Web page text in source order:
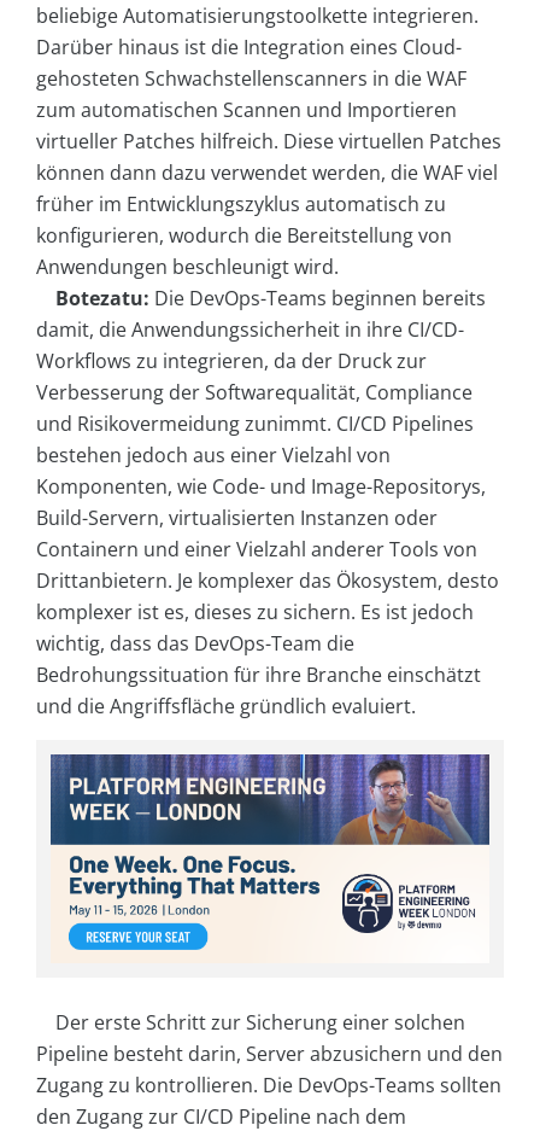
beliebige Automatisierungstoolkette integrieren.
Darüber hinaus ist die Integration eines Cloud-
gehosteten Schwachstellenscanners in die WAF
zum automatischen Scannen und Importieren
virtueller Patches hilfreich. Diese virtuellen Patches
können dann dazu verwendet werden, die WAF viel
früher im Entwicklungszyklus automatisch zu
konfigurieren, wodurch die Bereitstellung von
Anwendungen beschleunigt wird.
Botezatu: Die DevOps-Teams beginnen bereits
damit, die Anwendungssicherheit in ihre CI/CD-
Workflows zu integrieren, da der Druck zur
Verbesserung der Softwarequalität, Compliance
und Risikovermeidung zunimmt. CI/CD Pipelines
bestehen jedoch aus einer Vielzahl von
Komponenten, wie Code- und Image-Repositorys,
Build-Servern, virtualisierten Instanzen oder
Containern und einer Vielzahl anderer Tools von
Drittanbietern. Je komplexer das Ökosystem, desto
komplexer ist es, dieses zu sichern. Es ist jedoch
wichtig, dass das DevOps-Team die
Bedrohungssituation für ihre Branche einschätzt
und die Angriffsfläche gründlich evaluiert.
Der erste Schritt zur Sicherung einer solchen
Pipeline besteht darin, Server abzusichern und den
Zugang zu kontrollieren. Die DevOps-Teams sollten
den Zugang zur CI/CD Pipeline nach dem